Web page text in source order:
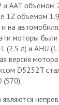
ААТ объемом
1Z объемом
и на
моторы
(2.5 л) и AHU
версия
D5252T
(S70).
являются